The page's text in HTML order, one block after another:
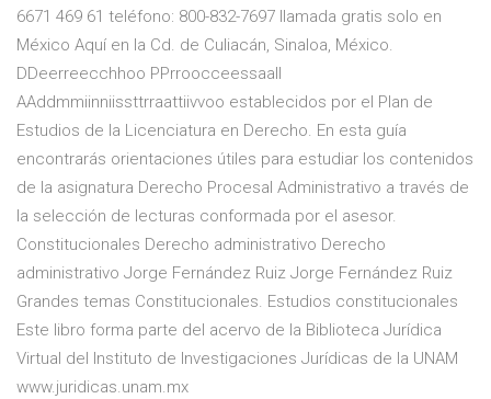
6671 469 61 teléfono: 800-832-7697 llamada gratis solo en
México Aquí en la Cd. de Culiacán, Sinaloa, México.
DDeerreecchhoo PPrroocceessaall
AAddmmiinniissttrraattiivvoo establecidos por el Plan de
Estudios de la Licenciatura en Derecho. En esta guía
encontrarás orientaciones útiles para estudiar los contenidos
de la asignatura Derecho Procesal Administrativo a través de
la selección de lecturas conformada por el asesor.
Constitucionales Derecho administrativo Derecho
administrativo Jorge Fernández Ruiz Jorge Fernández Ruiz
Grandes temas Constitucionales. Estudios constitucionales
Este libro forma parte del acervo de la Biblioteca Jurídica
Virtual del Instituto de Investigaciones Jurídicas de la UNAM
www.juridicas.unam.mx